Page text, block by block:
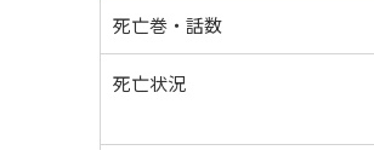
死亡巻・話数
死亡状況